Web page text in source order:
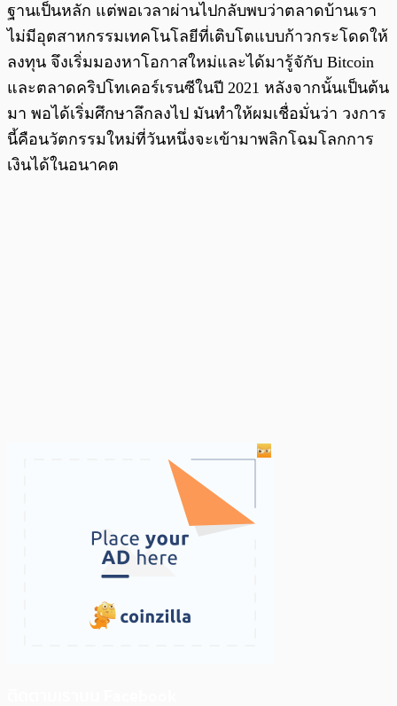
ฐานเป็นหลัก แต่พอเวลาผ่านไปกลับพบว่าตลาดบ้านเรา
ไม่มีอุตสาหกรรมเทคโนโลยีที่เติบโตแบบก้าวกระโดดให้
ลงทุน จึงเริ่มมองหาโอกาสใหม่และได้มารู้จักับ Bitcoin
และตลาดคริปโทเคอร์เรนซีในปี 2021 หลังจากนั้นเป็นต้น
มา พอได้เริ่มศึกษาลึกลงไป มันทำให้ผมเชื่อมั่นว่า วงการ
นี้คือนวัตกรรมใหม่ที่วันหนึ่งจะเข้ามาพลิกโฉมโลกการ
เงินได้ในอนาคต